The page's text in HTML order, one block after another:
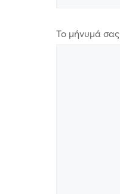
Το μήνυμά σας